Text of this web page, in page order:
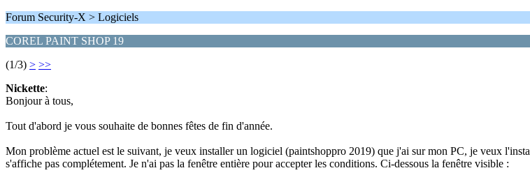
Forum Security-X > Logiciels
COREL PAINT SHOP 19
(1/3) > >>
Nickette:
Bonjour à tous,
Tout d'abord je vous souhaite de bonnes fêtes de fin d'année.
Mon problème actuel est le suivant, je veux installer un logiciel (paintshoppro 2019) que j'ai sur mon PC, je veux
s'affiche pas complétement. Je n'ai pas la fenêtre entière pour accepter les conditions. Ci-dessous la fenêtre visible :